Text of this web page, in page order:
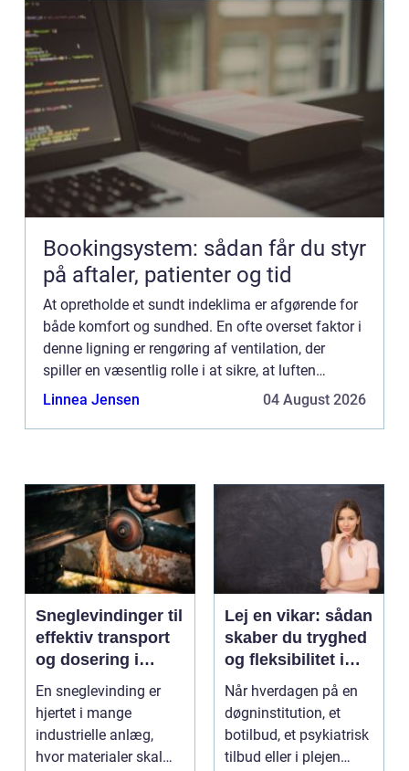
Bookingsystem: sådan får du styr
på aftaler, patienter og tid
At opretholde et sundt indeklima er afgørende for
både komfort og sundhed. En ofte overset faktor i
denne ligning er rengøring af ventilation, der
spiller en væsentlig rolle i at sikre, at luften
indenfor forbliver frisk og ...
Linnea Jensen 04 August 2026
Sneglevindinger til
effektiv transport
og dosering i
industrien
En sneglevinding er
hjertet i mange
industrielle anlæg,
hvor materialer skal
Lej en vikar: sådan
skaber du tryghed
og fleksibilitet i
hverdagen
Når hverdagen på en
døgninstitution, et
botilbud, et psykiatrisk
tilbud eller i plejen